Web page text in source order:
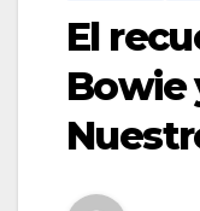
El
Bowie